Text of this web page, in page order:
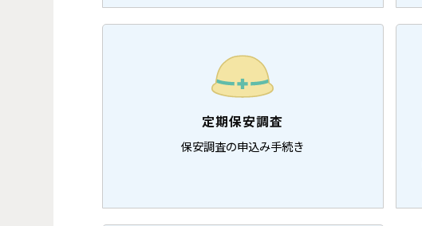
定期保安調査
保安調査の申込み手続き